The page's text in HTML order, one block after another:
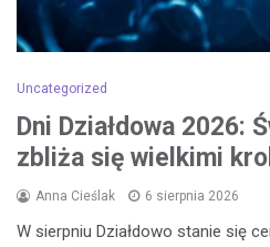
Uncategorized
Dni Działdowa 2026:
zbliża się wielkimi
Anna Cieślak 6 sierpnia 2026
W sierpniu Działdowo stanie się